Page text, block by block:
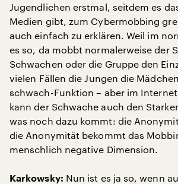
Jugendlichen erstmal, seitdem es
Medien gibt, zum Cybermobbing
auch einfach zu erklären. Weil im
es so, da mobbt normalerweise der
Schwachen oder die Gruppe den
vielen Fällen die Jungen die
schwach-Funktion – aber im
kann der Schwache auch den
was noch dazu kommt: die
die Anonymität bekommt das
menschlich negative Dimension.
Karkowsky: Nun ist es ja so, wenn